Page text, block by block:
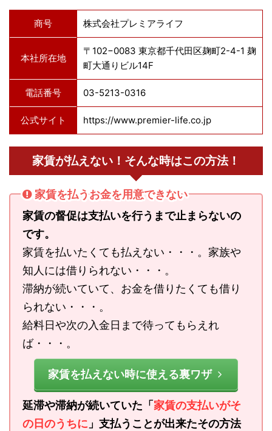
商号 株式会社プレミアライフ
本社所在地
〒102−0083 東京都千代田区麹町2-4-1 麹
町大通りビル14F
電話番号 03-5213-0316
公式サイト https://www.premier-life.co.jp
家賃が払えない！そんな時はこの方法！
家賃を払うお金を用意できない
家賃の督促は支払いを行うまで止まらないの
です。
家賃を払いたくても払えない・・・。家族や
知人には借りられない・・・。
滞納が続いていて、お金を借りたくても借り
られない・・・。
給料日や次の入金日まで待ってもらえれ
ば・・・。
家賃を払えない時に使える裏ワザ
延滞や滞納が続いていた「 家賃の支払いがそ
の日のうちに 」支払うことが出来たその方法